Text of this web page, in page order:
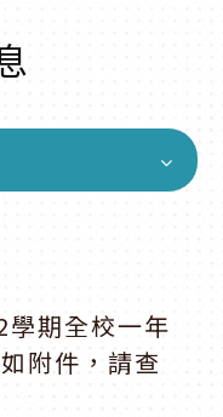
期全校一年
附件，請查